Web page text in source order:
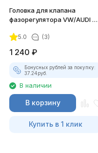
Головка для клапана
фазорегулятора VW/AUDI дв.
5.0 (3)
1 240 ₽
Бонусных рублей за покупку:
37.24руб.
В наличии
В корзину
Купить в 1 клик